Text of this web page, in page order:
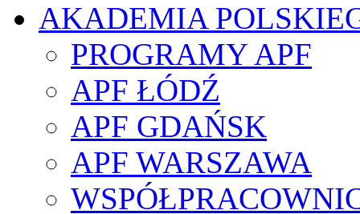
AKADEMIA
PROGRAMY APF
APF ŁÓDŹ
APF GDAŃSK
APF WARSZAWA